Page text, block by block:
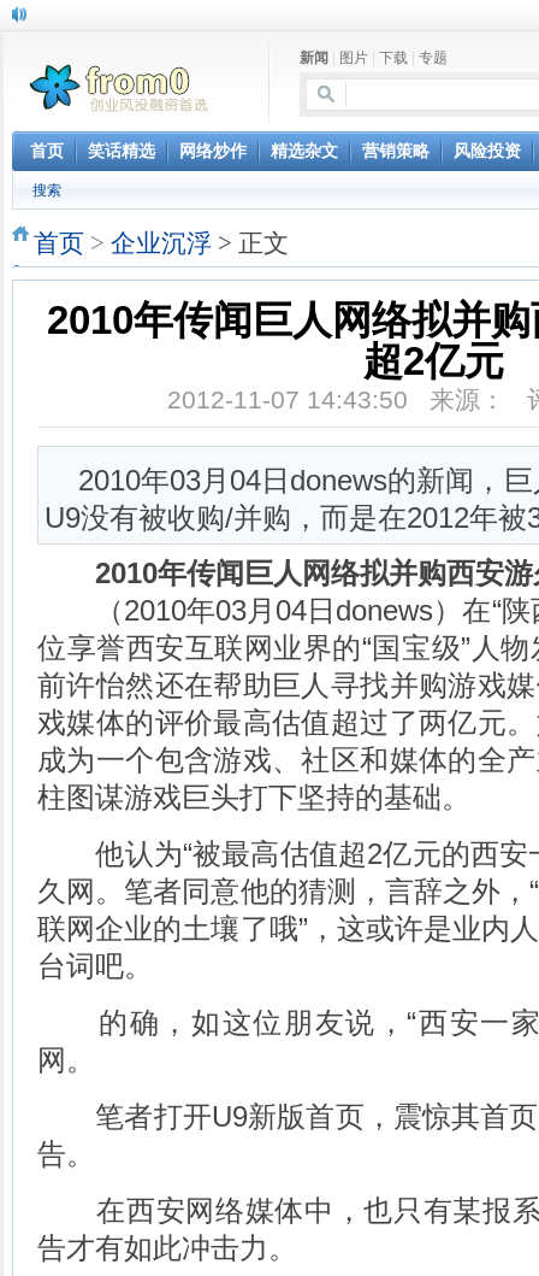
新闻 图片 下载 专题
首页 笑话精选 网络炒作 精选杂文 营销策略 风险投资
搜索
首页 > 企业沉浮 > 正文
2010年传闻巨人网络拟并
超2亿元
2012-11-07 14:43:50 来源：
2010年03月04日donews的新闻，
U9没有被收购/并购，而是在2012年被
2010年传闻巨人网络拟并购西安
（2010年03月04日donews）在“陕
位享誉西安互联网业界的“国宝级”人
前许怡然还在帮助巨人寻找并购游戏
戏媒体的评价最高估值超过了两亿元
成为一个包含游戏、社区和媒体的全
柱图谋游戏巨头打下坚持的基础。
他认为“被最高估值超2亿元的西安
久网。笔者同意他的猜测，言辞之外
联网企业的土壤了哦”，这或许是业内
台词吧。
的确，如这位朋友说，“西安一家
网。
笔者打开U9新版首页，震惊其首页
告。
在西安网络媒体中，也只有某报系
告才有如此冲击力。